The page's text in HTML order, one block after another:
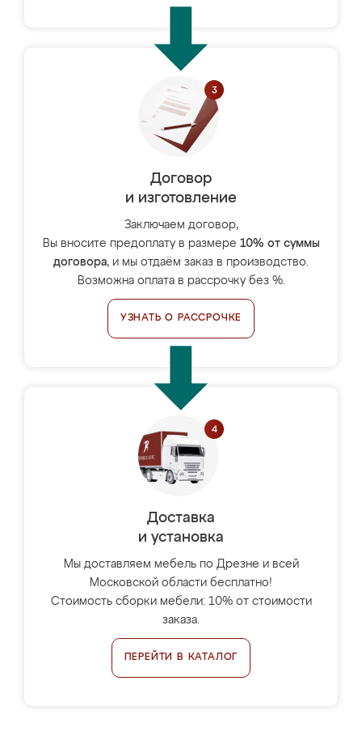
Договор
и изготовление
Заключаем договор,
Вы вносите предоплату в размере 10% от суммы
договора, и мы отдаём заказ в производство.
Возможна оплата в рассрочку без %.
УЗНАТЬ О РАССРОЧКЕ
Доставка
и установка
Мы доставляем мебель по Дрезне и всей
Московской области бесплатно!
Стоимость сборки мебели: 10% от стоимости
заказа.
ПЕРЕЙТИ В КАТАЛОГ